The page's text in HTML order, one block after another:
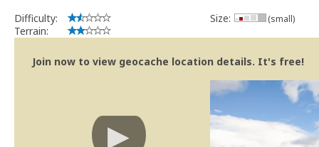
implicações que as guidelines actuais indicam.
Se no local existe algum container, por favor recolha-o a fim
Obrigado
Geocaching.com Volunteer Cache Reviewer
Difficulty:
Terrain:
Size: (small)
Join now to view geocache location details. It's free!